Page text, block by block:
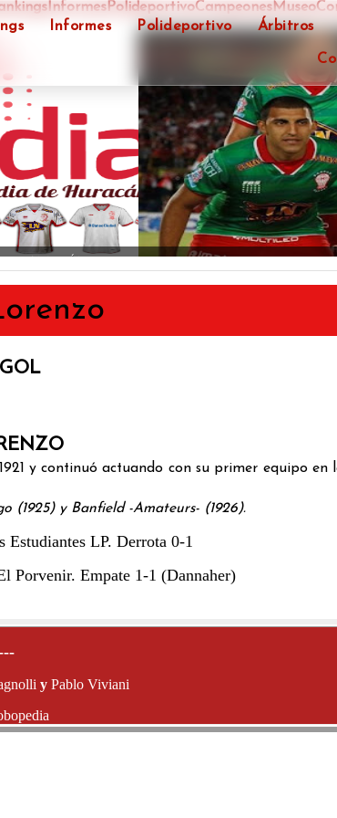
Informes Polideportivo Árbitros
InformesPolideportivoCampeonesMuseo
y continuó actuando con su primer equipo en
(1925) y Banfield -Amateurs- (1926).
Estudiantes LP. Derrota 0-1
Porvenir. Empate 1-1 (Dannaher)
y Pablo Viviani